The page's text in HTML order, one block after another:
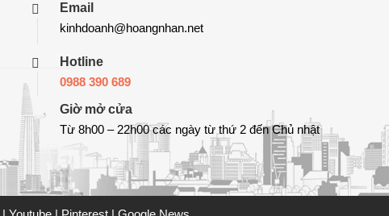
Email
kinhdoanh@hoangnhan.net
Hotline
0988 390 689
Giờ mở cửa
Từ 8h00 – 22h00 các ngày từ thứ 2 đến Chủ nhật